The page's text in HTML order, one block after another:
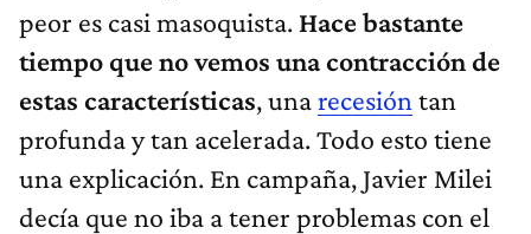
peor es casi masoquista. Hace bastante
tiempo que no vemos una contracción de
estas características, unarecesión tan
profunda y tan acelerada. Todo esto tiene
una explicación. En campaña, Javier Milei
decía que no iba a tener problemas con el